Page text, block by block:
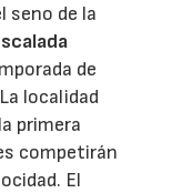
seno de la
de
localidad
primera
competirán
El